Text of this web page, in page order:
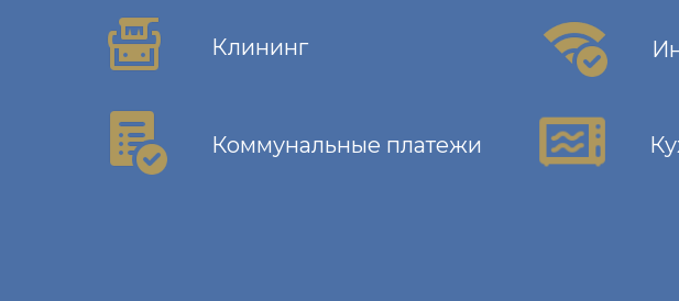
Коммунальные платежи
Клининг